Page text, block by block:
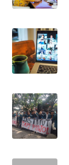
SUMEDANG
WN
CIANJUR
WN
KEPULAUAN
SERIBU
WN